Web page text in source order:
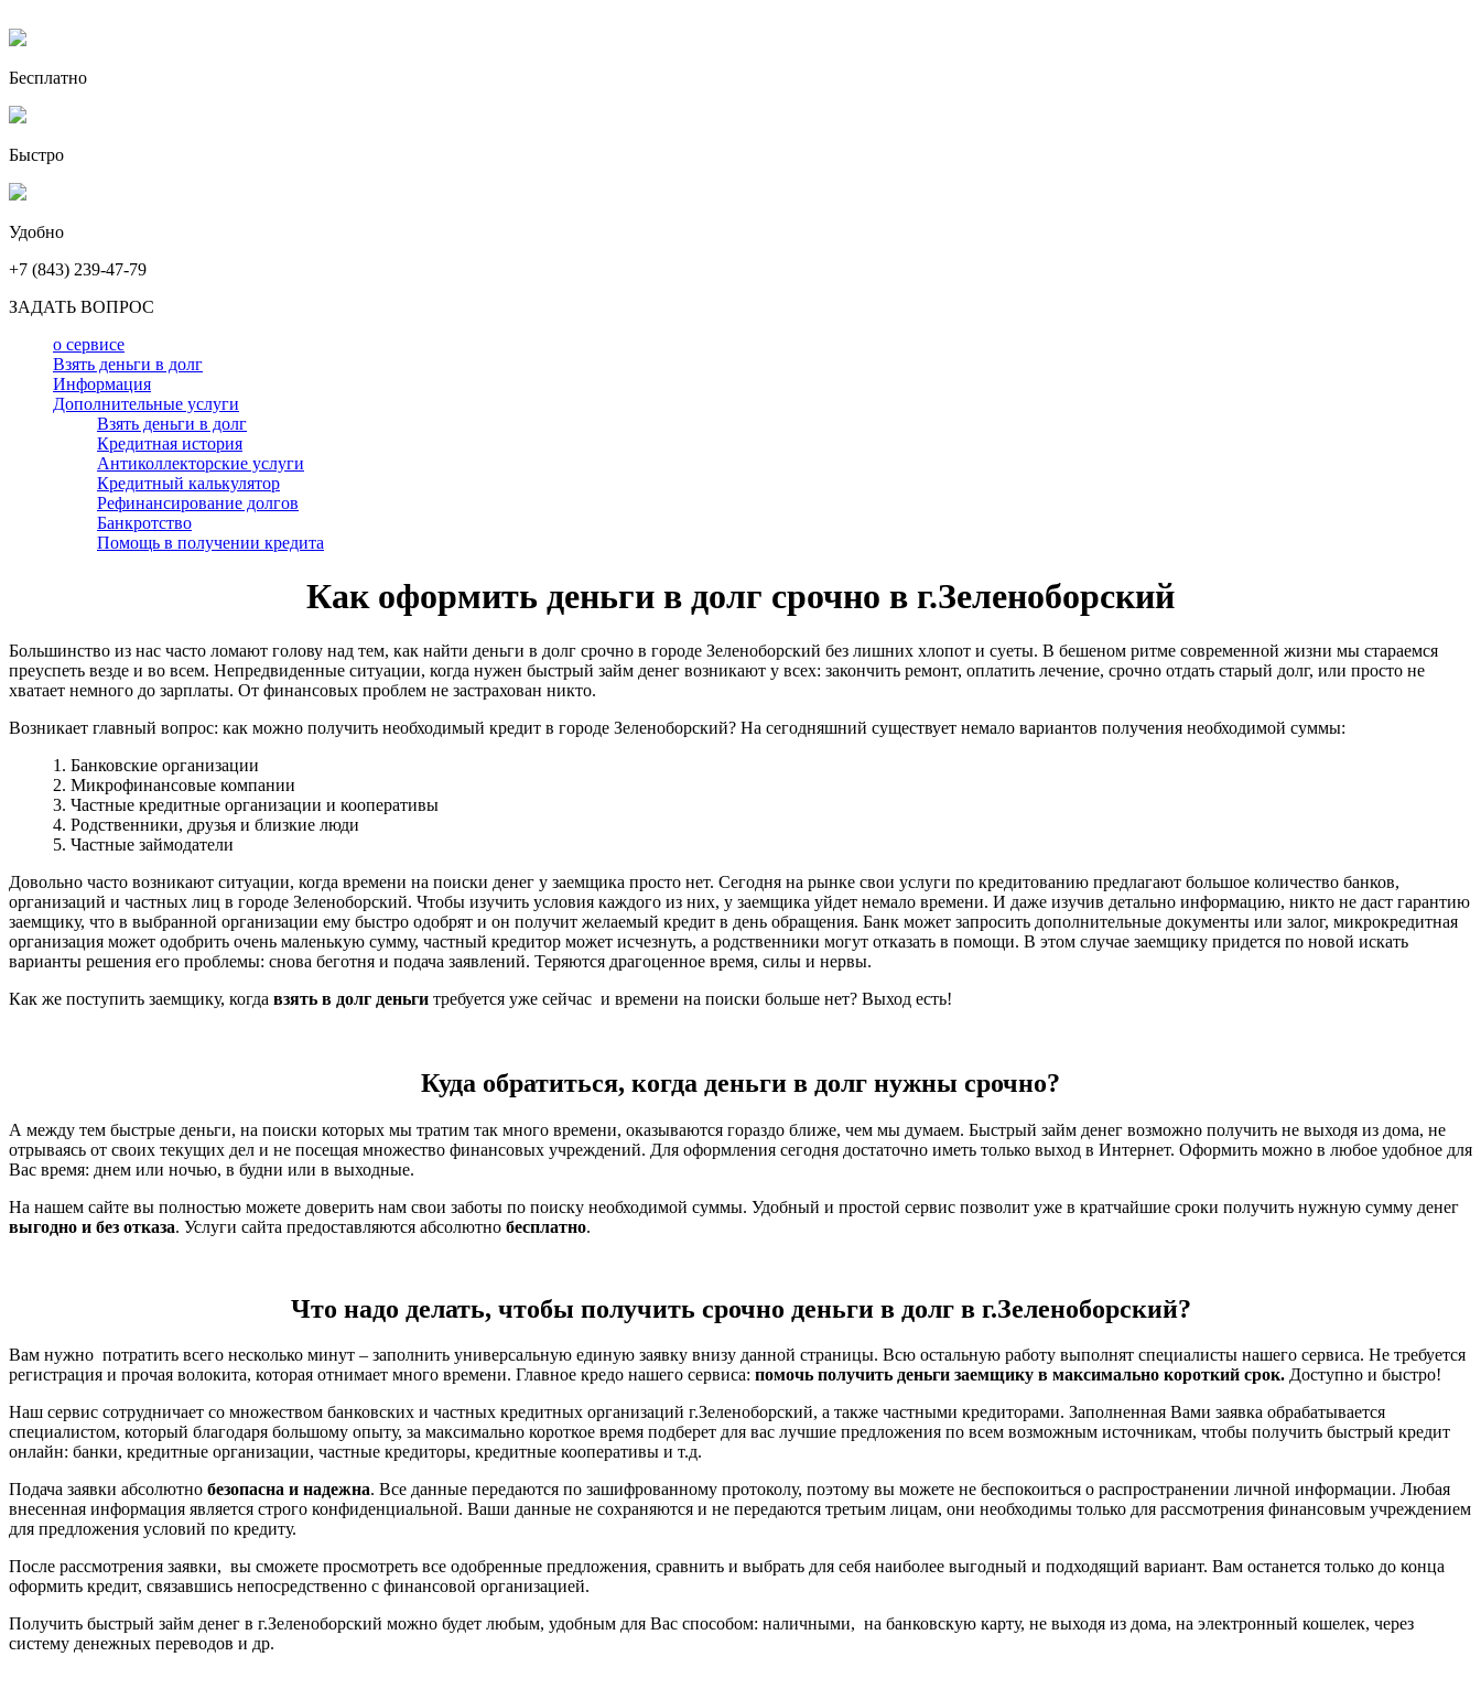
Бесплатно
Быстро
Удобно
+7 (843) 239-47-79
ЗАДАТЬ ВОПРОС
о сервисе
Взять деньги в долг
Информация
Дополнительные услуги
Взять деньги в долг
Кредитная история
Антиколлекторские услуги
Кредитный калькулятор
Рефинансирование долгов
Банкротство
Помощь в получении кредита
Как оформить деньги в долг срочно в г.Зеленоборский
Большинство из нас часто ломают голову над тем, как найти деньги в долг срочно в городе Зеленоборский без лишних хлопот и суеты. В бешеном ритме современной жизни мы стараемся
преуспеть везде и во всем. Непредвиденные ситуации, когда нужен быстрый займ денег возникают у всех: закончить ремонт, оплатить лечение, срочно отдать старый долг, или просто не
хватает немного до зарплаты. От финансовых проблем не застрахован никто.
Возникает главный вопрос: как можно получить необходимый кредит в городе Зеленоборский? На сегодняшний существует немало вариантов получения необходимой суммы:
1. Банковские организации
2. Микрофинансовые компании
3. Частные кредитные организации и кооперативы
4. Родственники, друзья и близкие люди
5. Частные займодатели
Довольно часто возникают ситуации, когда времени на поиски денег у заемщика просто нет. Сегодня на рынке свои услуги по кредитованию предлагают большое количество банков,
организаций и частных лиц в городе Зеленоборский. Чтобы изучить условия каждого из них, у заемщика уйдет немало времени. И даже изучив детально информацию, никто не даст гарантию
заемщику, что в выбранной организации ему быстро одобрят и он получит желаемый кредит в день обращения. Банк может запросить дополнительные документы или залог, микрокредитная
организация может одобрить очень маленькую сумму, частный кредитор может исчезнуть, а родственники могут отказать в помощи. В этом случае заемщику придется по новой искать
варианты решения его проблемы: снова беготня и подача заявлений. Теряются драгоценное время, силы и нервы.
Как же поступить заемщику, когда взять в долг деньги требуется уже сейчас и времени на поиски больше нет? Выход есть!
Куда обратиться, когда деньги в долг нужны срочно?
А между тем быстрые деньги, на поиски которых мы тратим так много времени, оказываются гораздо ближе, чем мы думаем. Быстрый займ денег возможно получить не выходя из дома, не
отрываясь от своих текущих дел и не посещая множество финансовых учреждений. Для оформления сегодня достаточно иметь только выход в Интернет. Оформить можно в любое удобное для
Вас время: днем или ночью, в будни или в выходные.
На нашем сайте вы полностью можете доверить нам свои заботы по поиску необходимой суммы. Удобный и простой сервис позволит уже в кратчайшие сроки получить нужную сумму денег
выгодно и без отказа. Услуги сайта предоставляются абсолютно бесплатно.
Что надо делать, чтобы получить срочно деньги в долг в г.Зеленоборский?
Вам нужно потратить всего несколько минут – заполнить универсальную единую заявку внизу данной страницы. Всю остальную работу выполнят специалисты нашего сервиса. Не требуется
регистрация и прочая волокита, которая отнимает много времени. Главное кредо нашего сервиса: помочь получить деньги заемщику в максимально короткий срок. Доступно и быстро!
Наш сервис сотрудничает со множеством банковских и частных кредитных организаций г.Зеленоборский, а также частными кредиторами. Заполненная Вами заявка обрабатывается
специалистом, который благодаря большому опыту, за максимально короткое время подберет для вас лучшие предложения по всем возможным источникам, чтобы получить быстрый кредит
онлайн: банки, кредитные организации, частные кредиторы, кредитные кооперативы и т.д.
Подача заявки абсолютно безопасна и надежна. Все данные передаются по зашифрованному протоколу, поэтому вы можете не беспокоиться о распространении личной информации. Любая
внесенная информация является строго конфиденциальной. Ваши данные не сохраняются и не передаются третьим лицам, они необходимы только для рассмотрения финансовым учреждением
для предложения условий по кредиту.
После рассмотрения заявки, вы сможете просмотреть все одобренные предложения, сравнить и выбрать для себя наиболее выгодный и подходящий вариант. Вам останется только до конца
оформить кредит, связавшись непосредственно с финансовой организацией.
Получить быстрый займ денег в г.Зеленоборский можно будет любым, удобным для Вас способом: наличными, на банковскую карту, не выходя из дома, на электронный кошелек, через
систему денежных переводов и др.